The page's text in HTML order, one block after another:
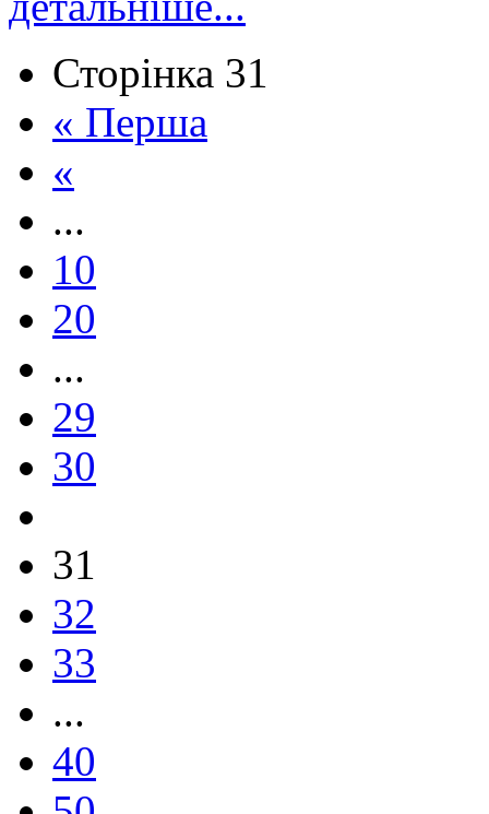
Сторінка 31
« Перша
«
...
10
20
...
29
30
31
32
33
...
40